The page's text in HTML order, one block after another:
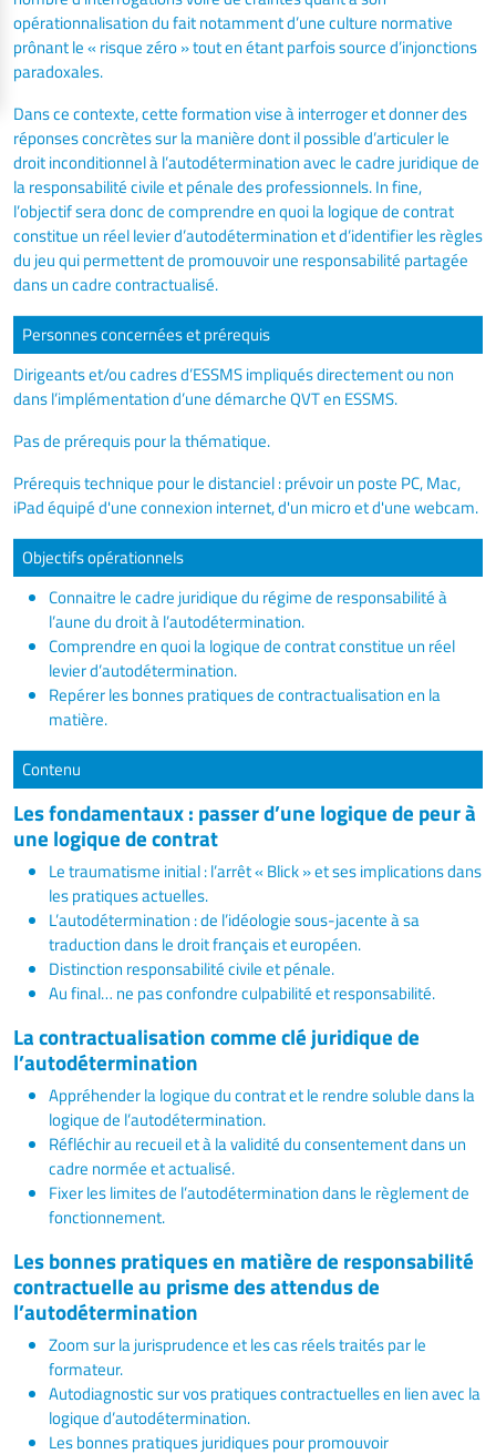
opérationnalisation du fait notamment d’une culture normative
prônant le « risque zéro » tout en étant parfois source d’injonctions
paradoxales.
Dans ce contexte, cette formation vise à interroger et donner des
réponses concrètes sur la manière dont il possible d’articuler le
droit inconditionnel à l’autodétermination avec le cadre juridique de
la responsabilité civile et pénale des professionnels. In fine,
l’objectif sera donc de comprendre en quoi la logique de contrat
constitue un réel levier d’autodétermination et d’identifier les règles
du jeu qui permettent de promouvoir une responsabilité partagée
dans un cadre contractualisé.
Personnes concernées et prérequis
Dirigeants et/ou cadres d’ESSMS impliqués directement ou non
dans l’implémentation d’une démarche QVT en ESSMS.
Pas de prérequis pour la thématique.
Prérequis technique pour le distanciel : prévoir un poste PC, Mac,
iPad équipé d'une connexion internet, d'un micro et d'une webcam.
Objectifs opérationnels
Connaitre le cadre juridique du régime de responsabilité à
l’aune du droit à l’autodétermination.
Comprendre en quoi la logique de contrat constitue un réel
levier d’autodétermination.
Repérer les bonnes pratiques de contractualisation en la
matière.
Contenu
Les fondamentaux : passer d’une logique de peur à
une logique de contrat
Le traumatisme initial : l’arrêt « Blick » et ses implications dans
les pratiques actuelles.
L’autodétermination : de l’idéologie sous-jacente à sa
traduction dans le droit français et européen.
Distinction responsabilité civile et pénale.
Au final… ne pas confondre culpabilité et responsabilité.
La contractualisation comme clé juridique de
l’autodétermination
Appréhender la logique du contrat et le rendre soluble dans la
logique de l’autodétermination.
Réfléchir au recueil et à la validité du consentement dans un
cadre normée et actualisé.
Fixer les limites de l’autodétermination dans le règlement de
fonctionnement.
Les bonnes pratiques en matière de responsabilité
contractuelle au prisme des attendus de
l’autodétermination
Zoom sur la jurisprudence et les cas réels traités par le
formateur.
Autodiagnostic sur vos pratiques contractuelles en lien avec la
logique d’autodétermination.
Les bonnes pratiques juridiques pour promouvoir